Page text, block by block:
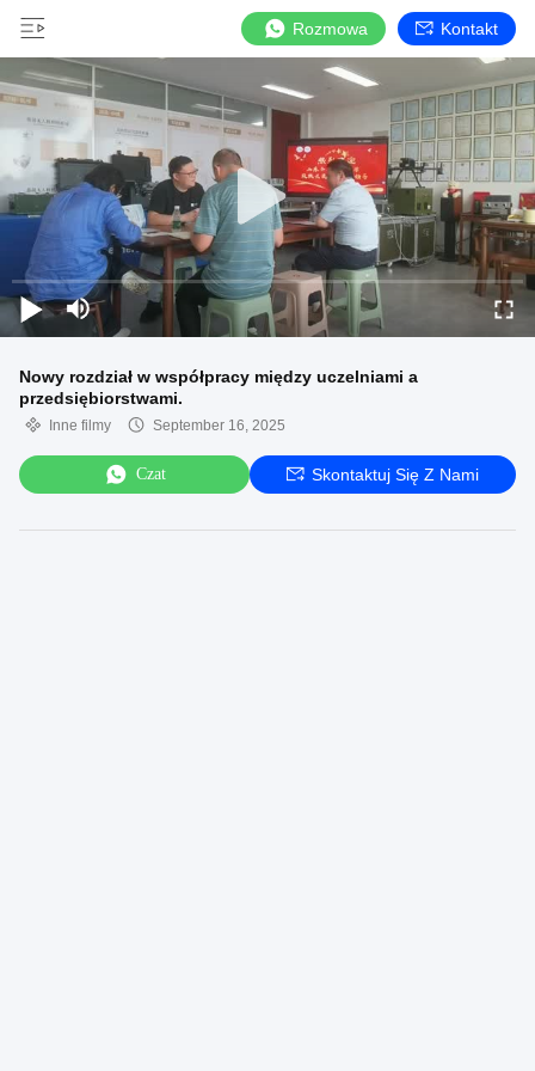
Rozmowa Kontakt
Nowy rozdział w współpracy między uczelniami a
przedsiębiorstwami.
Inne filmy September 16, 2025
Czat Skontaktuj Się Z Nami